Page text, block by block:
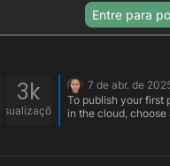
Entre para
3k
visualizações
7 de abr. de
To publish your first
in the cloud, choose